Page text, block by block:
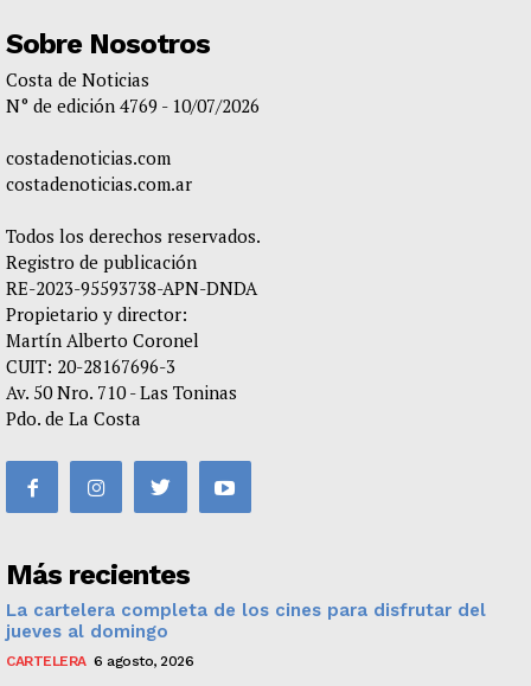
Sobre Nosotros
Costa de Noticias
N° de edición 4769 - 10/07/2026
costadenoticias.com
costadenoticias.com.ar
Todos los derechos reservados.
Registro de publicación
RE-2023-95593738-APN-DNDA
Propietario y director:
Martín Alberto Coronel
CUIT: 20-28167696-3
Av. 50 Nro. 710 - Las Toninas
Pdo. de La Costa
Más recientes
La cartelera completa de los cines para disfrutar del
jueves al domingo
CARTELERA 6 agosto, 2026